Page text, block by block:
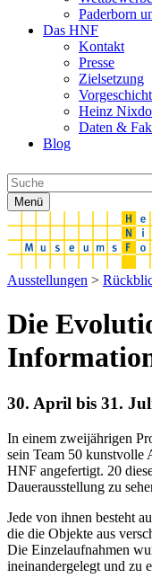
Paderborn
Das HNF
Kontakt
Presse
Zielsetzung
Heinz
Daten &
Blog
Menü
Ausstellungen >
Die
30. April bis 31.
In einem zweijährigen
sein Team 50 kunstvolle
HNF angefertigt. 20
Dauerausstellung zu
Jede von ihnen besteht
die die Objekte aus
Die Einzelaufnahmen
ineinandergelegt und zu